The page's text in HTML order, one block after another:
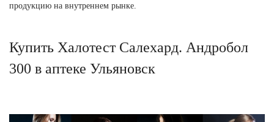
продукцию на внутреннем рынке.
Купить Халотест Салехард. Андробол
300 в аптеке Ульяновск